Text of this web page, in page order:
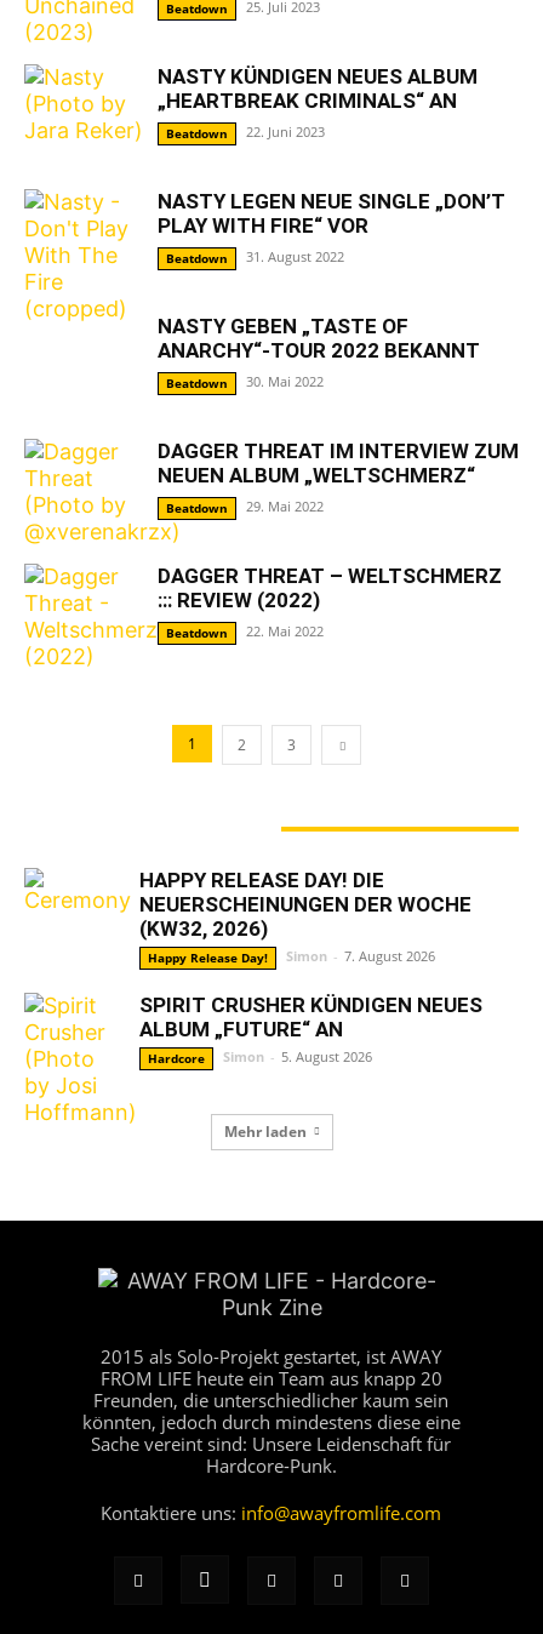
Beatdown 25. Juli 2023
NASTY KÜNDIGEN NEUES ALBUM
„HEARTBREAK CRIMINALS“ AN
Beatdown 22. Juni 2023
NASTY LEGEN NEUE SINGLE „DON’T
PLAY WITH FIRE“ VOR
Beatdown 31. August 2022
NASTY GEBEN „TASTE OF
ANARCHY“-TOUR 2022 BEKANNT
Beatdown 30. Mai 2022
DAGGER THREAT IM INTERVIEW ZUM
NEUEN ALBUM „WELTSCHMERZ“
Beatdown 29. Mai 2022
DAGGER THREAT – WELTSCHMERZ
::: REVIEW (2022)
Beatdown 22. Mai 2022
1 2 3
HAPPY RELEASE DAY! DIE
NEUERSCHEINUNGEN DER WOCHE
(KW32, 2026)
Happy Release Day! Simon - 7. August 2026
SPIRIT CRUSHER KÜNDIGEN NEUES
ALBUM „FUTURE“ AN
Hardcore Simon - 5. August 2026
Mehr laden
2015 als Solo-Projekt gestartet, ist AWAY
FROM LIFE heute ein Team aus knapp 20
Freunden, die unterschiedlicher kaum sein
könnten, jedoch durch mindestens diese eine
Sache vereint sind: Unsere Leidenschaft für
Hardcore-Punk.
Kontaktiere uns: info@awayfromlife.com